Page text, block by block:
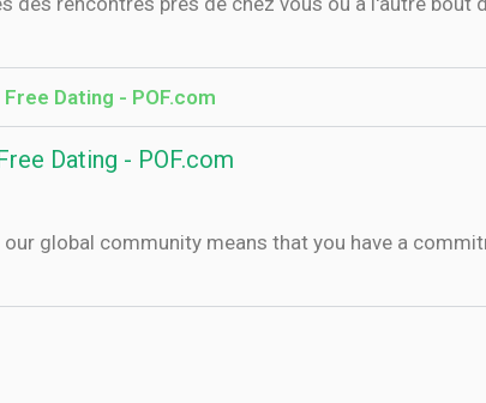
Dating - POF.com
Dating - POF.com
global community means that you have a